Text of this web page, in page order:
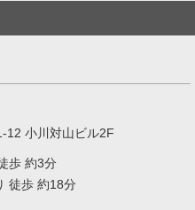
12 小川対山ビル2F
歩 約3分
徒歩 約18分